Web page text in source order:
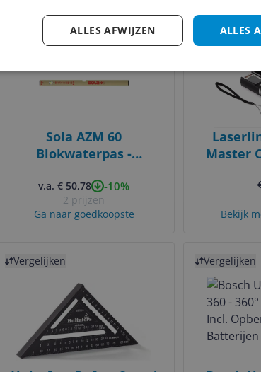
Vergelijken
Sola AZM 60
Blokwaterpas -
v.a. € 50,78 -10%
2 prijzen
Ga naar goedkoopste
Bekijk product
Master
Bekijk
Bekijk product
Vergelijken Vergelijken
ALLES
ALLES AFWIJZEN